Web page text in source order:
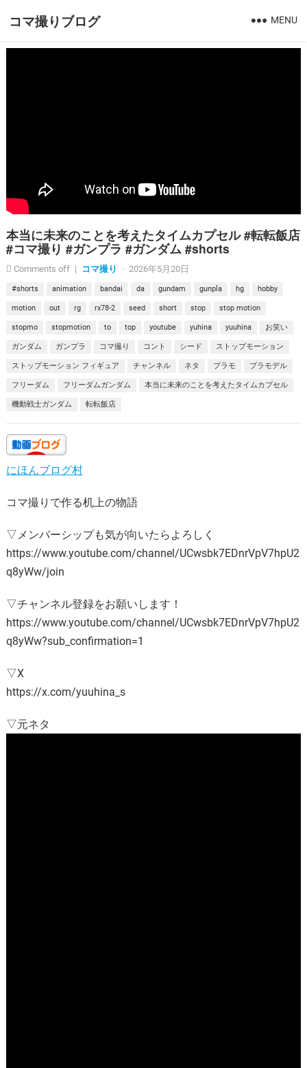
コマ撮りブログ MENU
本当に未来のことを考えたタイムカプセル #転転飯店
#コマ撮り #ガンプラ #ガンダム #shorts
Comments off | コマ撮り · 2026年5月20日
#shorts animation bandai da gundam gunpla hg hobby
motion out rg rx78-2 seed short stop stop motion
stopmo stopmotion to top youtube yuhina yuuhina お笑い
ガンダム ガンプラ コマ撮り コント シード ストップモーション
ストップモーション フィギュア チャンネル ネタ プラモ プラモデル
フリーダム フリーダムガンダム 本当に未来のことを考えたタイムカプセル
機動戦士ガンダム 転転飯店
にほんブログ村
コマ撮りで作る机上の物語
▽メンバーシップも気が向いたらよろしく
https://www.youtube.com/channel/UCwsbk7EDnrVpV7hpU2
q8yWw/join
▽チャンネル登録をお願いします！
https://www.youtube.com/channel/UCwsbk7EDnrVpV7hpU2
q8yWw?sub_confirmation=1
▽X
https://x.com/yuuhina_s
▽元ネタ